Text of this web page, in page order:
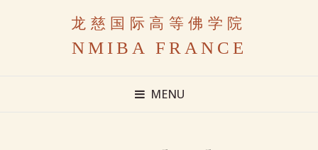
龙慈国际高等佛学院
NMIBA FRANCE
MENU